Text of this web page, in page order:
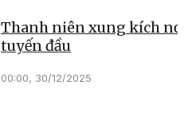
Thanh niên xung kích
tuyến đầu
00:00, 30/12/2025